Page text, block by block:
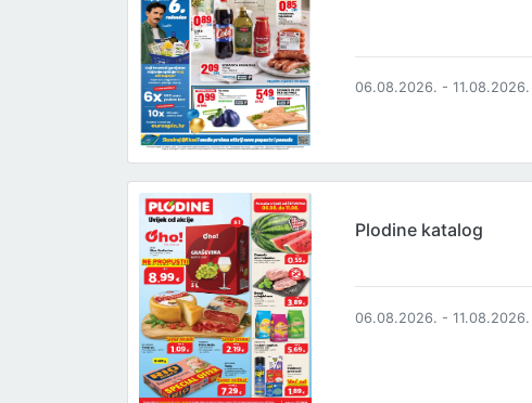
06.08.2026. - 11.08.2026.
Plodine katalog
06.08.2026. - 11.08.2026.